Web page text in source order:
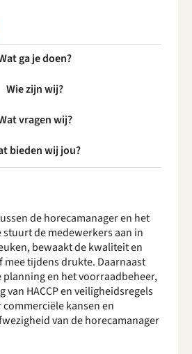
ga je doen?
Wie zijn wij?
vragen wij?
bieden wij jou?
de horecamanager en het
stuurt de medewerkers aan in
bewaakt de kwaliteit en
mee tijdens drukte. Daarnaast
en het voorraadbeheer,
van HACCP en veiligheidsregels
kansen en
van de horecamanager